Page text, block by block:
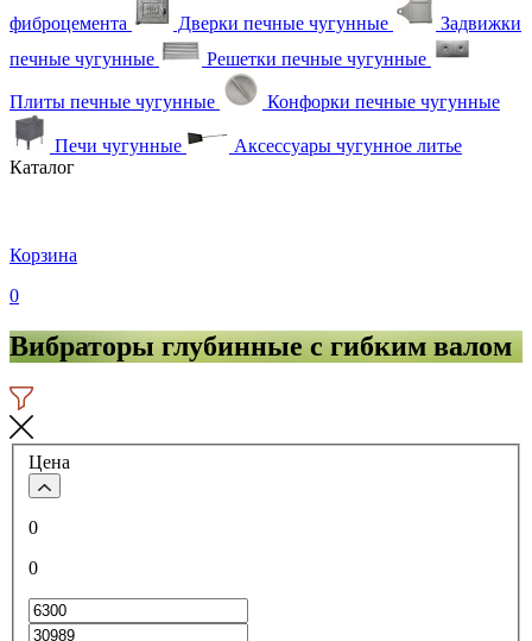
фиброцемента Дверки печные чугунные
Задвижки
печные чугунные
Решетки печные чугунные
Плиты печные чугунные Конфорки печные чугунные
Печи чугунные
Аксессуары чугунное литье
Каталог
Корзина
0
Вибраторы глубинные с гибким валом
Цена
0
0